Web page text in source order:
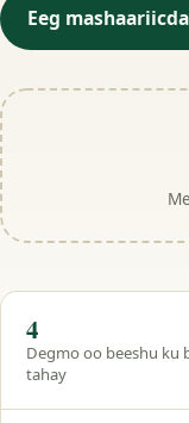
Eeg mashaariicda
Hal eeg
Degmo oo beeshu ku
tahay
4